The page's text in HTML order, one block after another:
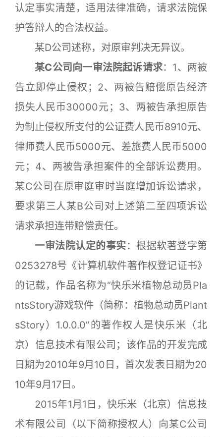
认定事实清楚，适用法律准确，请求法院保
护答辩人的合法权益。
某D公司述称，对原审判决无异议。
某C公司向一审法院起诉请求：1、两被
告立即停止侵权；2、两被告赔偿原告经济
损失人民币30000元；3、两被告承担原告
为制止侵权所支付的公证费人民币8910元、
律师费人民币5000元、差旅费人民币5000
元；4、两被告承担案件的全部诉讼费用。
某C公司在原审庭审时当庭增加诉讼请求，
要求第三人某B公司对上述第二至四项诉讼
请求承担连带赔偿责任。
一审法院认定的事实：根据软著登字第
0253278号《计算机软件著作权登记证书》
的记载，作品名称为“快乐米植物总动员Pla
ntsStory游戏软件（简称：植物总动员Plant
sStory）1.0.0.0”的著作权人是快乐米（北
京）信息技术有限公司；该作品的开发完成
日期为2010年9月10日，首次发表日期为20
10年9月17日。
2015年1月1日，快乐米（北京）信息技
术有限公司（以下简称授权人）向某C公司